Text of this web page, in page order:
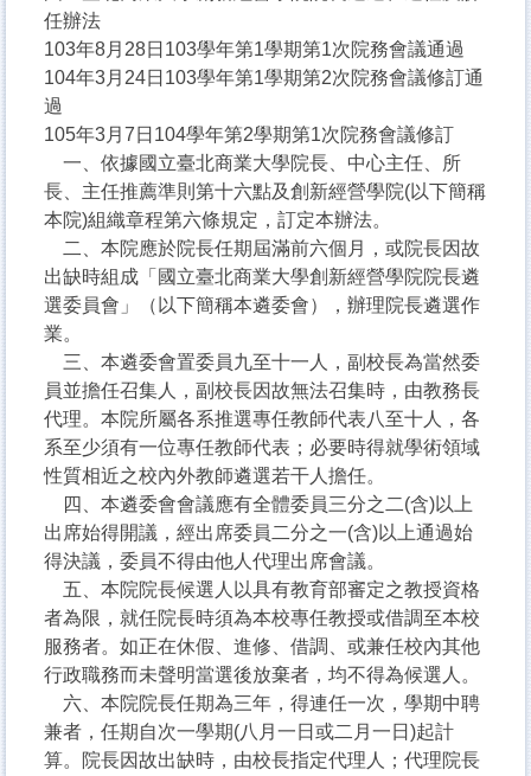
任辦法
103年8月28日103學年第1學期第1次院務會議通過
104年3月24日103學年第1學期第2次院務會議修訂通
過
105年3月7日104學年第2學期第1次院務會議修訂
一、依據國立臺北商業大學院長、中心主任、所
長、主任推薦準則第十六點及創新經營學院(以下簡稱
本院)組織章程第六條規定，訂定本辦法。
二、本院應於院長任期屆滿前六個月，或院長因故
出缺時組成「國立臺北商業大學創新經營學院院長遴
選委員會」（以下簡稱本遴委會），辦理院長遴選作
業。
三、本遴委會置委員九至十一人，副校長為當然委
員並擔任召集人，副校長因故無法召集時，由教務長
代理。本院所屬各系推選專任教師代表八至十人，各
系至少須有一位專任教師代表；必要時得就學術領域
性質相近之校內外教師遴選若干人擔任。
四、本遴委會會議應有全體委員三分之二(含)以上
出席始得開議，經出席委員二分之一(含)以上通過始
得決議，委員不得由他人代理出席會議。
五、本院院長候選人以具有教育部審定之教授資格
者為限，就任院長時須為本校專任教授或借調至本校
服務者。如正在休假、進修、借調、或兼任校內其他
行政職務而未聲明當選後放棄者，均不得為候選人。
六、本院院長任期為三年，得連任一次，學期中聘
兼者，任期自次一學期(八月一日或二月一日)起計
算。院長因故出缺時，由校長指定代理人；代理院長